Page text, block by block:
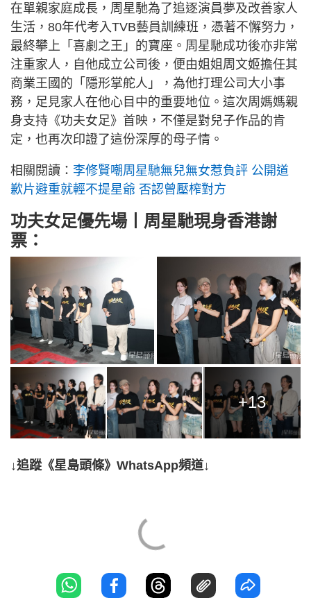
在單親家庭成長，周星馳為了追逐演員夢及改善家人
生活，80年代考入TVB藝員訓練班，憑著不懈努力，
最終攀上「喜劇之王」的寶座。周星馳成功後亦非常
注重家人，自他成立公司後，便由姐姐周文姬擔任其
商業王國的「隱形掌舵人」，為他打理公司大小事
務，足見家人在他心目中的重要地位。這次周媽媽親
身支持《功夫女足》首映，不僅是對兒子作品的肯
定，也再次印證了這份深厚的母子情。
相關閱讀： 李修賢嘲周星馳無兒無女惹負評 公開道
歉片避重就輕不提星爺 否認曾壓榨對方
功夫女足優先場丨周星馳現身香港謝
票：
+13
↓追蹤《星島頭條》WhatsApp頻道↓